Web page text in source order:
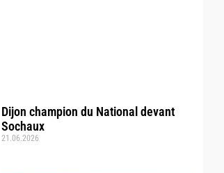
Dijon champion du National devant
Sochaux
21.06.2026